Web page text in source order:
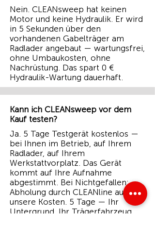
Nein. CLEANsweep hat keinen
Motor und keine Hydraulik. Er wird
in 5 Sekunden über den
vorhandenen Gabelträger am
Radlader angebaut — wartungsfrei,
ohne Umbaukosten, ohne
Nachrüstung. Das spart 0 €
Hydraulik-Wartung dauerhaft.
Kann ich CLEANsweep vor dem
Kauf testen?
Ja. 5 Tage Testgerät kostenlos —
bei Ihnen im Betrieb, auf Ihrem
Radlader, auf Ihrem
Werkstattvorplatz. Das Gerät
kommt auf Ihre Aufnahme
abgestimmt. Bei Nichtgefallen:
Abholung durch CLEANline auf
unsere Kosten. 5 Tage — Ihr
Untergrund. Ihr Trägerfahrzeug.